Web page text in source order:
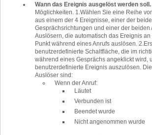
Wann das Ereignis ausgelöst werden soll.
Möglichkeiten. 1. Wählen Sie eine Reihe
aus einem der 4 Ereignisse, einer der
Gesprächsrichtungen und einer der beiden
Auslösern, die automatisch das Ereignis
Punkt während eines Anrufs auslösen. 2.
benutzerdefinierte Schaltfläche, die im
während eines Gesprächs angeklickt wird,
benutzerdefinierte Ereignis auszulösen.
Auslöser sind:
Wenn der Anruf:
Läutet
Verbunden ist
Beendet wurde
Nicht angenommen wurde